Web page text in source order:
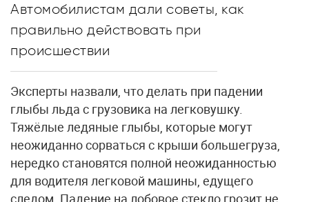
Автомобилистам дали советы, как
правильно действовать при
происшествии
Эксперты назвали, что делать при падении
глыбы льда с грузовика на легковушку.
Тяжёлые ледяные глыбы, которые могут
неожиданно сорваться с крыши большегруза,
нередко становятся полной неожиданностью
для водителя легковой машины, едущего
следом. Падение на лобовое стекло грозит не